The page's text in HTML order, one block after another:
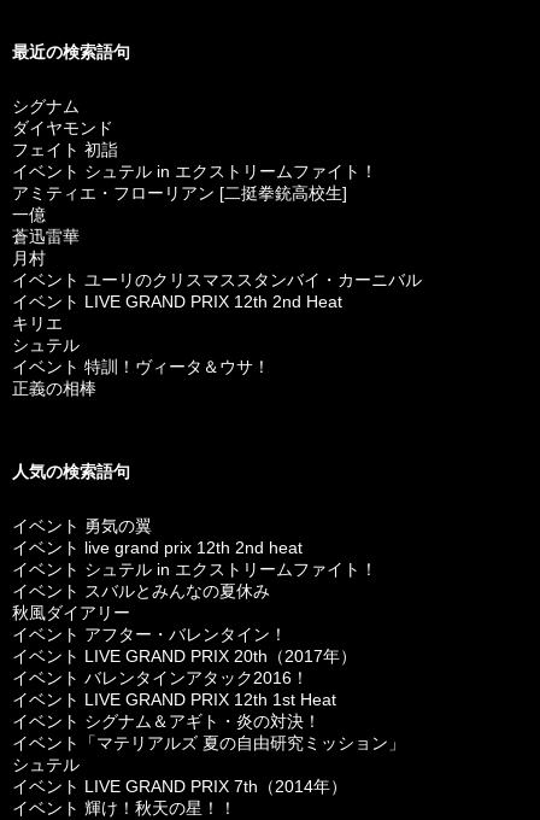
最近の検索語句
シグナム
ダイヤモンド
フェイト 初詣
イベント シュテル in エクストリームファイト！
アミティエ・フローリアン [二挺拳銃高校生]
一億
蒼迅雷華
月村
イベント ユーリのクリスマススタンバイ・カーニバル
イベント LIVE GRAND PRIX 12th 2nd Heat
キリエ
シュテル
イベント 特訓！ヴィータ＆ウサ！
正義の相棒
人気の検索語句
イベント 勇気の翼
イベント live grand prix 12th 2nd heat
イベント シュテル in エクストリームファイト！
イベント スバルとみんなの夏休み
秋風ダイアリー
イベント アフター・バレンタイン！
イベント LIVE GRAND PRIX 20th（2017年）
イベント バレンタインアタック2016！
イベント LIVE GRAND PRIX 12th 1st Heat
イベント シグナム＆アギト・炎の対決！
イベント「マテリアルズ 夏の自由研究ミッション」
シュテル
イベント LIVE GRAND PRIX 7th（2014年）
イベント 輝け！秋天の星！！